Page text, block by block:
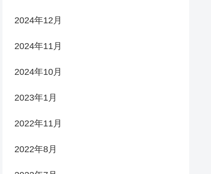
2024年12月
2024年11月
2024年10月
2023年1月
2022年11月
2022年8月